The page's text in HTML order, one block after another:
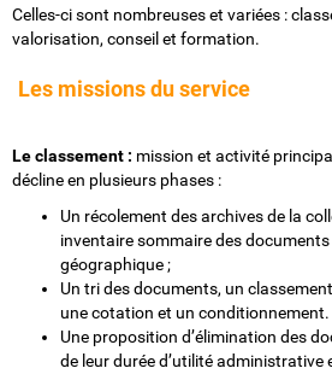
Celles-ci sont nombreuses et variées :
valorisation, conseil et formation.
Les missions du service
Le classement : mission et activité
décline en plusieurs phases :
Un récolement des archives de la
inventaire sommaire des
géographique ;
Un tri des documents, un
une cotation et un conditionnement.
Une proposition d’élimination des
de leur durée d’utilité administrative